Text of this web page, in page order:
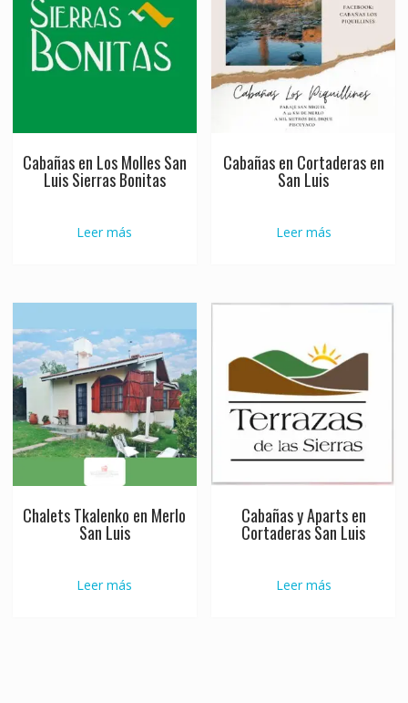
Cabañas en Los Molles San
Luis Sierras Bonitas
Leer más
Cabañas en Cortaderas en
San Luis
Leer más
Chalets Tkalenko en Merlo
San Luis
Leer más
Cabañas y Aparts en
Cortaderas San Luis
Leer más